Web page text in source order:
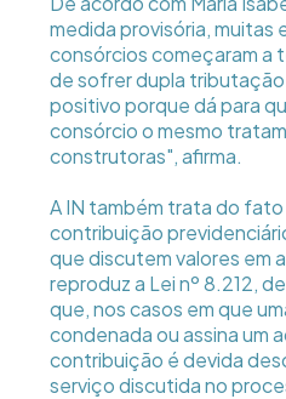
medida provisória, muitas
consórcios começaram a
de sofrer dupla
positivo porque dá para
consórcio o mesmo
construtoras", afirma.
A IN também trata do
contribuição
que discutem valores em
reproduz a Lei nº 8.212,
que, nos casos em que
condenada ou assina um
contribuição é devida
serviço discutida no